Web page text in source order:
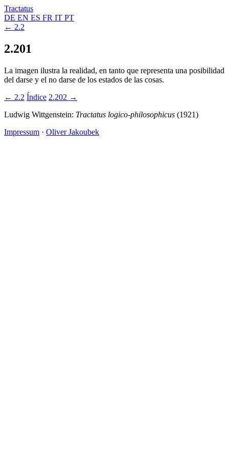
Tractatus
DE EN ES FR IT PT
← 2.2
2.201
La imagen ilustra la realidad, en tanto que representa una posibilidad
del darse y el no darse de los estados de las cosas.
← 2.2 Índice 2.202 →
Ludwig Wittgenstein: Tractatus logico-philosophicus (1921)
Impressum · Oliver Jakoubek